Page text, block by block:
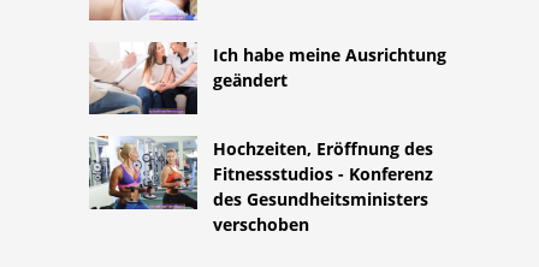
Ich habe meine Ausrichtung
geändert
Hochzeiten, Eröffnung des
Fitnessstudios - Konferenz
des Gesundheitsministers
verschoben